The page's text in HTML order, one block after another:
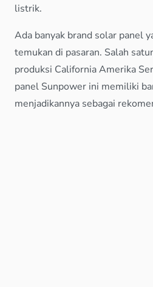
listrik.
Ada banyak brand solar panel
temukan di pasaran. Salah
produksi California Amerika
panel Sunpower ini memiliki
menjadikannya sebagai